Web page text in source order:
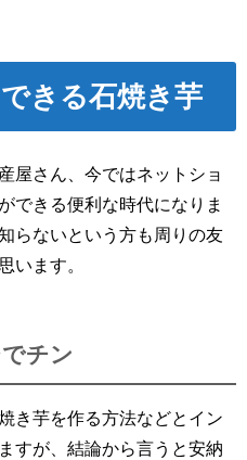
きる石焼き芋
屋さん、今ではネットショ
できる便利な時代になりま
らないという方も周りの友
います。
チン
き芋を作る方法などとイン
すが、結論から言うと安納